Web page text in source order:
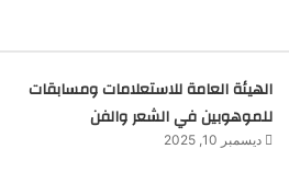
الهيئة العامة للاستعلامات ومسابقات
للموهوبين في الشعر والفن
ديسمبر 10, 2025